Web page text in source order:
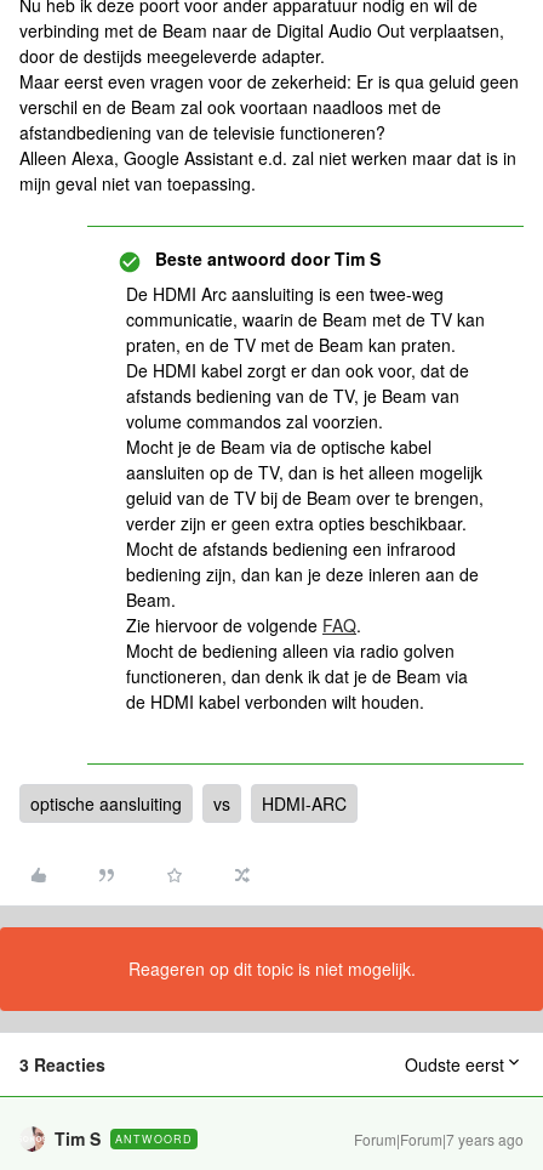
Nu heb ik deze poort voor ander apparatuur nodig en wil de
verbinding met de Beam naar de Digital Audio Out verplaatsen,
door de destijds meegeleverde adapter.
Maar eerst even vragen voor de zekerheid: Er is qua geluid geen
verschil en de Beam zal ook voortaan naadloos met de
afstandbediening van de televisie functioneren?
Alleen Alexa, Google Assistant e.d. zal niet werken maar dat is in
mijn geval niet van toepassing.
Beste antwoord doorTim S
De HDMI Arc aansluiting is een twee-weg
communicatie, waarin de Beam met de TV kan
praten, en de TV met de Beam kan praten.
De HDMI kabel zorgt er dan ook voor, dat de
afstands bediening van de TV, je Beam van
volume commandos zal voorzien.
Mocht je de Beam via de optische kabel
aansluiten op de TV, dan is het alleen mogelijk
geluid van de TV bij de Beam over te brengen,
verder zijn er geen extra opties beschikbaar.
Mocht de afstands bediening een infrarood
bediening zijn, dan kan je deze inleren aan de
Beam.
Zie hiervoor de volgende FAQ.
Mocht de bediening alleen via radio golven
functioneren, dan denk ik dat je de Beam via
de HDMI kabel verbonden wilt houden.
optische aansluiting vs HDMI-ARC
Reageren op dit topic is niet mogelijk.
3 Reacties Oudste eerst
Tim S ANTWOORD Forum|Forum|7 years ago